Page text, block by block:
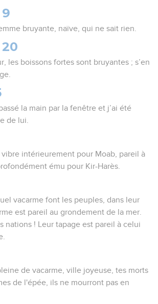
bruyante, naïve, qui ne sait rien.
les boissons fortes sont bruyantes ; s’en
la main par la fenêtre et j’ai été
de lui.
intérieurement pour Moab, pareil à
ému pour Kir-Harès.
vacarme font les peuples, dans leur
est pareil au grondement de la mer.
nations ! Leur tapage est pareil à celui
de vacarme, ville joyeuse, tes morts
de l'épée, ils ne mourront pas en